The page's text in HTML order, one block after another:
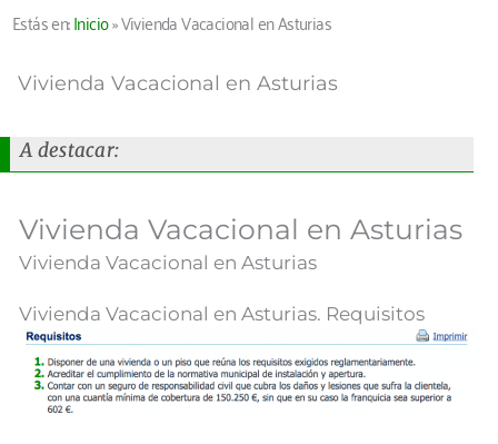
Estás en:Inicio»Vivienda Vacacional en Asturias
Vivienda Vacacional en Asturias
A destacar:
Vivienda Vacacional en Asturias
Vivienda Vacacional en Asturias
Vivienda Vacacional en Asturias. Requisitos